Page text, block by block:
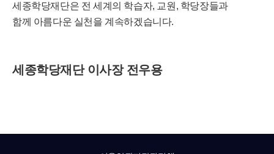
세종학당재단은 전 세계의 학습자, 교원, 학당장들과
함께 아름다운 실천을 계속하겠습니다.
세종학당재단 이사장 전우용